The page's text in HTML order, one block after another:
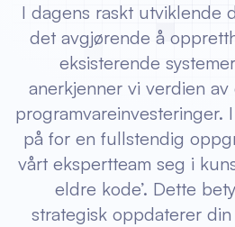
I dagens raskt utviklende
det avgjørende å
eksisterende
anerkjenner vi verdien
programvareinvesteringer.
på for en fullstendig
vårt ekspertteam seg i
eldre kode’. Dette
strategisk oppdaterer